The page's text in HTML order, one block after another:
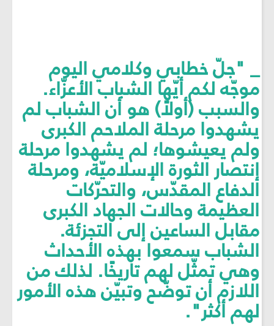
_ "جلّ خطابي وكلامي اليوم
موجّه لكم أيّها الشباب الأعزّاء.
والسبب (أولاً) هو أن الشباب لم
يشهدوا مرحلة الملاحم الكبرى
ولم يعيشوها؛ لم يشهدوا مرحلة
إنتصار الثورة الإسلاميّة، ومرحلة
الدفاع المقدّس، والتحرّكات
العظيمة وحالات الجهاد الكبرى
مقابل الساعين إلى التجزئة.
الشباب سمعوا بهذه الأحداث
وهي تمثّل لهم تاريخًا. لذلك من
اللازم أن توضّح وتبيّن هذه الأمور
لهم أكثر".